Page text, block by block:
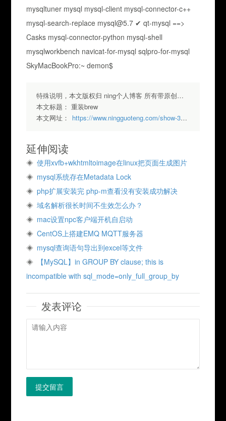
mysqltuner mysql mysql-client mysql-connector-c++
mysql-search-replace mysql@5.7 ✔ qt-mysql ==>
Casks mysql-connector-python mysql-shell
mysqlworkbench navicat-for-mysql sqlpro-for-mysql
SkyMacBookPro:~ demon$
特殊说明，本文版权归 ning个人博客 所有带原创标签请勿转载，转载请注明出处.
本文标题：重装brew
本文网址：
https://www.ningguoteng.com/show-353.html
延伸阅读
使用xvfb+wkhtmltoimage在linux把页面生成图片
mysql系统存在Metadata Lock
php扩展安装完 php-m查看没有安装成功解决
域名解析很长时间不生效怎么办？
mac设置npc客户端开机自启动
CentOS上搭建EMQ MQTT服务器
mysql查询语句导出到excel等文件
【MySQL】in GROUP BY clause; this is
incompatible with sql_mode=only_full_group_by
发表评论
提交留言